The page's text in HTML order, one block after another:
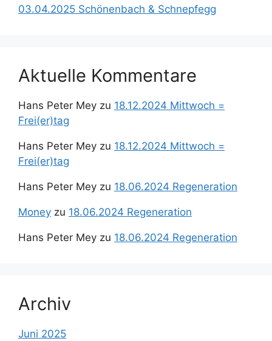
03.04.2025 Schönenbach & Schnepfegg
Aktuelle Kommentare
Hans Peter Mey zu 18.12.2024 Mittwoch =
Frei(er)tag
Hans Peter Mey zu 18.12.2024 Mittwoch =
Frei(er)tag
Hans Peter Mey zu 18.06.2024 Regeneration
Money zu 18.06.2024 Regeneration
Hans Peter Mey zu 18.06.2024 Regeneration
Archiv
Juni 2025